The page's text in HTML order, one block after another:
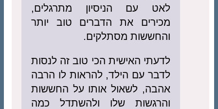
לאט עם הניסיון מתרגלים,
מכירים את הדברים טוב יותר
והחששות מסתלקים.
לדעתי האישית הכי טוב זה לנסות
לדבר עם הילד, להראות לו הרבה
אהבה, לשאול אותו על החששות
והרגשות שלו ולהשתדל כמה